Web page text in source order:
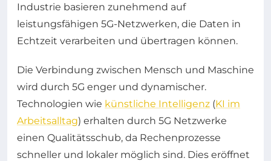
Industrie basieren zunehmend auf
leistungsfähigen 5G-Netzwerken, die Daten in
Echtzeit verarbeiten und übertragen können.
Die Verbindung zwischen Mensch und Maschine
wird durch 5G enger und dynamischer.
Technologien wie künstliche Intelligenz (KI im
Arbeitsalltag) erhalten durch 5G Netzwerke
einen Qualitätsschub, da Rechenprozesse
schneller und lokaler möglich sind. Dies eröffnet